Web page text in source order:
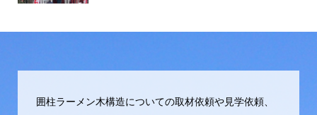
囲柱ラーメン木構造についての取材依頼や見学依頼、